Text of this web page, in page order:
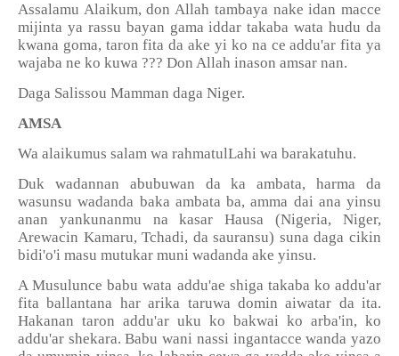
Assalamu Alaikum, don Allah tambaya nake idan macce
mijinta ya rassu bayan gama iddar takaba wata hudu da
kwana goma, taron fita da ake yi ko na ce addu'ar fita ya
wajaba ne ko kuwa ??? Don Allah inason amsar nan.
Daga Salissou Mamman daga Niger.
AMSA
Wa alaikumus salam wa rahmatulLahi wa barakatuhu.
Duk wadannan abubuwan da ka ambata, harma da
wasunsu wadanda baka ambata ba, amma dai ana yinsu
anan yankunanmu na kasar Hausa (Nigeria, Niger,
Arewacin Kamaru, Tchadi, da sauransu) suna daga cikin
bidi'o'i masu mutukar muni wadanda ake yinsu.
A Musulunce babu wata addu'ae shiga takaba ko addu'ar
fita ballantana har arika taruwa domin aiwatar da ita.
Hakanan taron addu'ar uku ko bakwai ko arba'in, ko
addu'ar shekara. Babu wani nassi ingantacce wanda yazo